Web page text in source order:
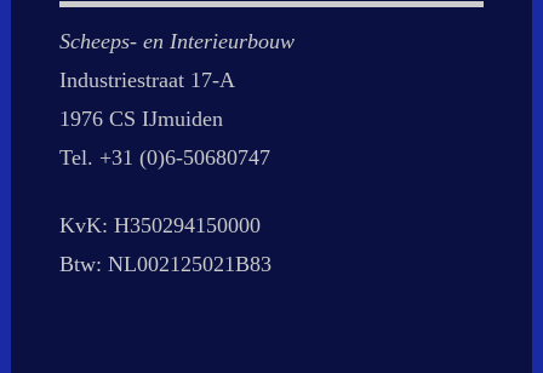
Scheeps- en Interieurbouw
Industriestraat 17-A
1976 CS IJmuiden
Tel. +31 (0)6-50680747
KvK: H350294150000
Btw: NL002125021B83